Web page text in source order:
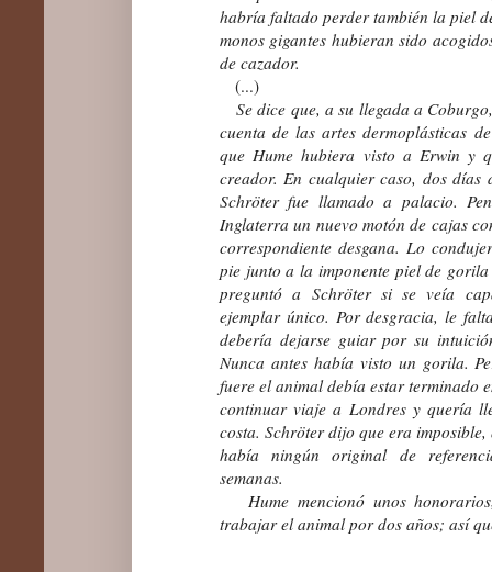
habría faltado perder también la piel
monos gigantes hubieran sido
de cazador.
(...)
Se dice que, a su llegada a
cuenta de las artes dermoplásticas
que Hume hubiera visto a Erwin y
creador. En cualquier caso, dos días
Schröter fue llamado a palacio.
Inglaterra un nuevo motón de cajas
correspondiente desgana. Lo
pie junto a la imponente piel de
preguntó a Schröter si se veía
ejemplar único. Por desgracia, le
debería dejarse guiar por su
Nunca antes había visto un gorila.
fuere el animal debía estar terminado
continuar viaje a Londres y quería
costa. Schröter dijo que era
había ningún original de
semanas.
Hume mencionó unos
trabajar el animal por dos años; así